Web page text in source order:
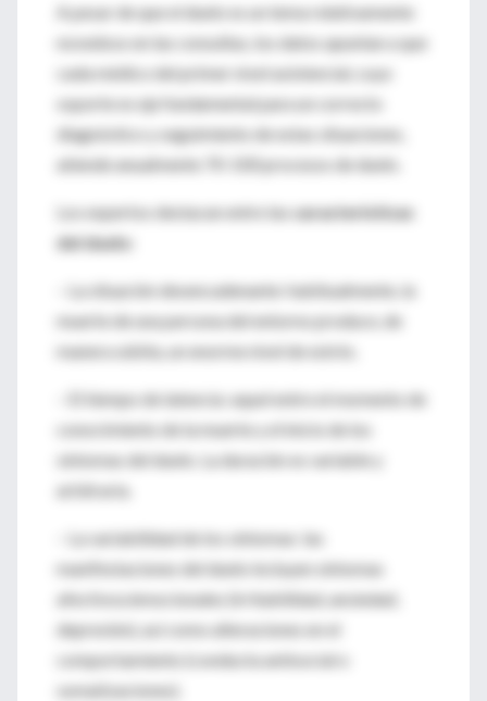
A pesar de que el duelo es un tema relativamente
novedoso en las consultas, los datos apuntan a que
cada médico del primer nivel asistencial, cuyo
soporte es eje fundamental para un correcto
diagnóstico y seguimiento de estas situaciones,
atiende anualmente 70-100 procesos de duelo.
Los expertos destacan entre las características
del duelo
– La situación desencadenante: habitualmente, la
muerte de una persona del entorno produce, de
manera súbita, un enorme nivel de estrés.
– El tiempo de latencia: aquel entre el momento de
conocimiento de la muerte y el inicio de los
síntomas del duelo. La duración es variable y
arbitraria.
– La variabilidad de los síntomas: las
manifestaciones del duelo incluyen síntomas
afectivos/emocionales (irritabilidad, ansiedad,
depresión), así como alteraciones en el
comportamiento (conducta antisocial o
somatizaciones).